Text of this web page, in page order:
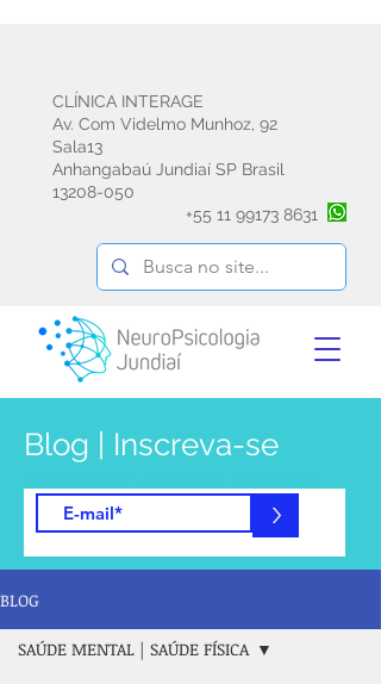
CLÍNICA INTERAGE
Av. Com Videlmo Munhoz, 92
Sala13
Anhangabaú Jundiaí SP Brasil
13208-050
+55 11 99173 8631
Blog | Inscreva-se
emdr avaliação e reabilitação
neuropsicológica
>
BLOG
SAÚDE MENTAL | SAÚDE FÍSICA